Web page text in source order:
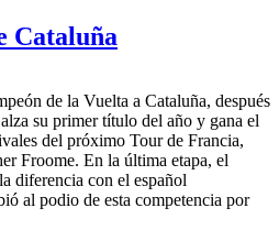
Cataluña
de la Vuelta a Cataluña, después
su primer título del año y gana el
del próximo Tour de Francia,
Froome. En la última etapa, el
diferencia con el español
al podio de esta competencia por